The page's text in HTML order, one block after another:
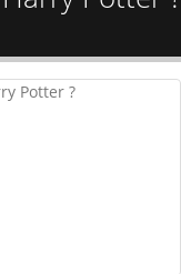
Potter ?